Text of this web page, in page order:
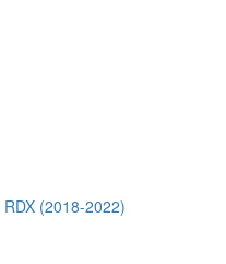
RDX (2018-2022)